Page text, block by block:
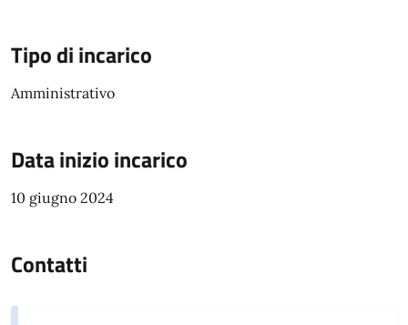
Tipo di incarico
Amministrativo
Data inizio incarico
10 giugno 2024
Contatti